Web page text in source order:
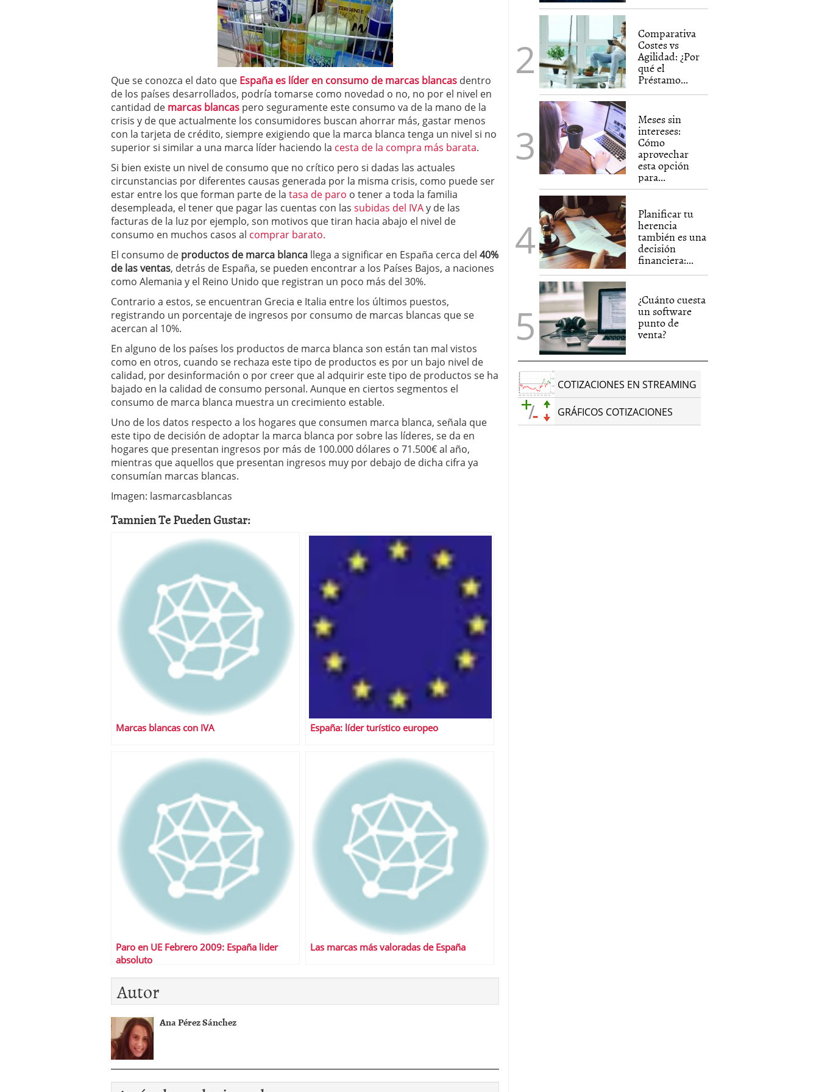
a los costes 21 de noviembre de 2025
¿Cuánto cuesta un software punto de venta? 3 de octubre de 2025
Que se conozca el dato que España es líder en consumo de marcas blancas dentro
de los países desarrollados, podría tomarse como novedad o no, no por el nivel en
cantidad de marcas blancas pero seguramente este consumo va de la mano de la
crisis y de que actualmente los consumidores buscan ahorrar más, gastar menos
con la tarjeta de crédito, siempre exigiendo que la marca blanca tenga un nivel si no
superior si similar a una marca líder haciendo la cesta de la compra más barata.
Si bien existe un nivel de consumo que no crítico pero si dadas las actuales
circunstancias por diferentes causas generada por la misma crisis, como puede ser
estar entre los que forman parte de la tasa de paro o tener a toda la familia
desempleada, el tener que pagar las cuentas con las subidas del IVAy de las
facturas de la luz por ejemplo, son motivos que tiran hacia abajo el nivel de
consumo en muchos casos al comprar barato.
El consumo de productos de marca blanca llega a significar en España cerca del 40%
de las ventas, detrás de España, se pueden encontrar a los Países Bajos, a naciones
como Alemania y el Reino Unido que registran un poco más del 30%.
Contrario a estos, se encuentran Grecia e Italia entre los últimos puestos,
registrando un porcentaje de ingresos por consumo de marcas blancas que se
acercan al 10%.
En alguno de los países los productos de marca blanca son están tan mal vistos
como en otros, cuando se rechaza este tipo de productos es por un bajo nivel de
calidad, por desinformación o por creer que al adquirir este tipo de productos se ha
bajado en la calidad de consumo personal. Aunque en ciertos segmentos el
consumo de marca blanca muestra un crecimiento estable.
Uno de los datos respecto a los hogares que consumen marca blanca, señala que
este tipo de decisión de adoptar la marca blanca por sobre las líderes, se da en
hogares que presentan ingresos por más de 100.000 dólares o 71.500€ al año,
mientras que aquellos que presentan ingresos muy por debajo de dicha cifra ya
consumían marcas blancas.
Imagen: lasmarcasblancas
Tamnien Te Pueden Gustar:
Marcas blancas con IVA España: líder turístico europeo
Paro en UE Febrero 2009: España lider
absoluto
Las marcas más valoradas de España
Autor
Ana Pérez Sánchez
Comparativa
Costes vs
Agilidad: ¿Por
qué el
Préstamo...
Meses sin
intereses:
Cómo
aprovechar
esta opción
para...
Planificar tu
herencia
también es una
decisión
financiera:...
¿Cuánto cuesta
un software
punto de
venta?
COTIZACIONES EN STREAMING
GRÁFICOS COTIZACIONES